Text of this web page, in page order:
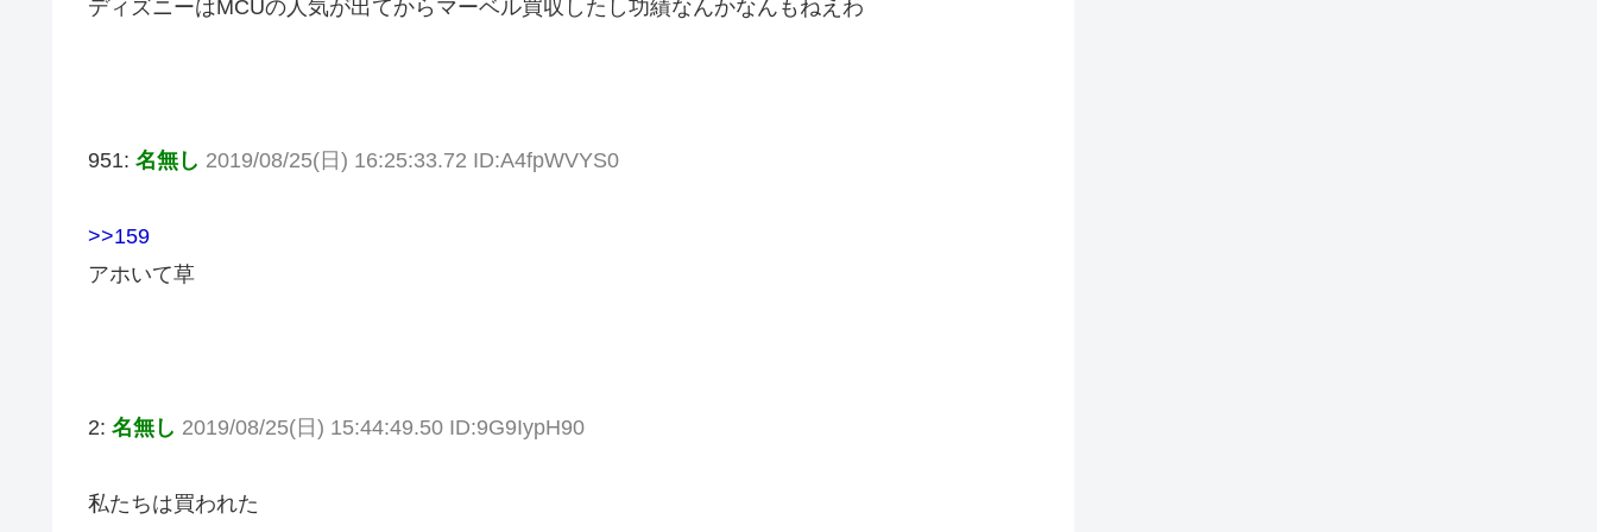
ディズニーはMCUの人気が出てからマーベル買収したし功績なんかなんもねえわ
951: 名無し 2019/08/25(日) 16:25:33.72 ID:A4fpWVYS0
>>159
アホいて草
2: 名無し 2019/08/25(日) 15:44:49.50 ID:9G9IypH90
私たちは買われた